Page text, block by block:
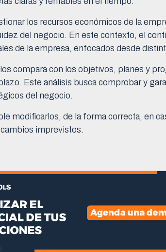
los recursos económicos de la
del negocio. En este contexto, el
de la empresa, enfocados desde
compara con los objetivos, planes y
Este análisis busca comprobar y
del negocio.
modificarlos, de la forma correcta, en
imprevistos.